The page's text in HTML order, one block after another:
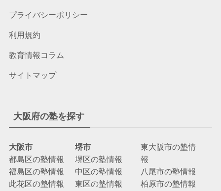
プライバシーポリシー
利用規約
教育情報コラム
サイトマップ
大阪府の塾を探す
大阪市
都島区の塾情報
福島区の塾情報
此花区の塾情報
堺市
堺区の塾情報
中区の塾情報
東区の塾情報
東大阪市の塾情
報
八尾市の塾情報
柏原市の塾情報